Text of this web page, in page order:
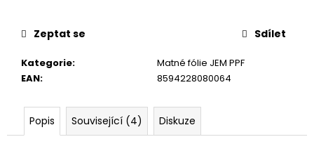
Kategorie:
Matné fólie JEM PPF
EAN: 8594228080064
Zeptat se Sdílet
Popis Související (4) Diskuze
e
m
e